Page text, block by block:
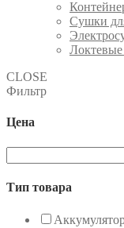
Сушки
Локтевые
CLOSE
Фильтр
Цена
Тип товара